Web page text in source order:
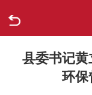
走进柳城
县委书记
环保